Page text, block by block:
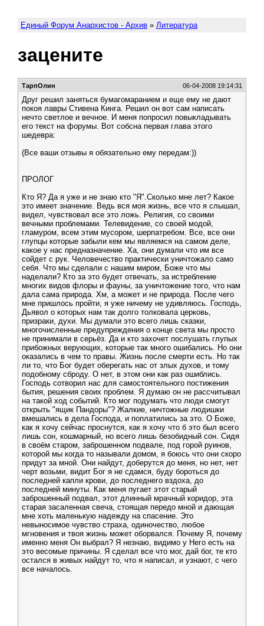
Единый Форум Анархистов - Архив » Литература
зацените
ТарпОлин 06-04-2008 19:14:31
Друг решил заняться бумагомаранием и еще ему не дают
покоя лавры Стивена Кинга. Решил он вот сам написать
нечто светлое и вечное. И меня попросил повыкладывать
его текст на форумы. Вот собсна первая глава этого
шедевра:
(Все ваши отзывы я обязательно ему передам:))
ПРОЛОГ
Кто Я? Да я уже и не знаю кто "Я".Сколько мне лет? Какое
это имеет значение. Ведь вся моя жизнь, все что я слышал,
видел, чувствовал все это ложь. Религия, со своими
вечными проблемами. Телевидение, со своей модой,
гламуром, всем этим мусором, шерпатребом. Все, все они
глупцы которые забыли кем мы являемся на самом деле,
какое у нас предназначение. Ха, они думали что им все
сойдет с рук. Человечество практически уничтожало само
себя. Что мы сделали с нашим миром, Боже что мы
наделали? Кто за это будет отвечать, за истребление
многих видов флоры и фауны, за уничтожение того, что нам
дала сама природа. Хм, а может и не природа. После чего
мне пришлось пройти, я уже ничему не удивляюсь. Господь,
Дьявол о которых нам так долго толковала церковь,
призраки, духи. Мы думали это всего лишь сказки,
многочисленные предупреждения о конце света мы просто
не принимали в серьёз. Да и кто захочет послушать глупых
прибожных верующих, которые так много ошибались. Но они
оказались в чем то правы. Жизнь после смерти есть. Но так
ли то, что Бог будет оберегать нас от злых духов, и тому
подобному сброду. О нет, в этом они как раз ошиблись.
Господь сотворил нас для самостоятельного постижения
бытия, решения своих проблем. Я думаю он не рассчитывал
на такой ход событий. Кто мог подумать что люди смогут
открыть "ящик Пандоры"? Жалкие, ничтожные людишки
вмешались в дела Господа, и поплатились за это. О Боже,
как я хочу сейчас проснутся, как я хочу что б это был всего
лишь сон, кошмарный, но всего лишь безобидный сон. Сидя
в своём старом, заброшенном подвале, под горой руинов,
которой мы когда то называли домом, я боюсь что они скоро
придут за мной. Они найдут, доберутся до меня, но нет, нет
черт возьми, видит Бог я не сдамся, буду бороться до
последней капли крови, до последнего вздоха, до
последней минуты. Как меня пугает этот старый
заброшенный подвал, этот длинный мрачный коридор, эта
старая засаленная свеча, стоящая передо мной и дающая
мне хоть маленькую надежду на спасение. Это
невыносимое чувство страха, одиночество, любое
мгновения и твоя жизнь может оборвался. Почему Я, почему
именно меня Он выбрал? Я незнаю, видимо у Него есть на
это весомые причины. Я сделал все что мог, дай бог, те кто
остался в живых найдут то, что я написал, и узнают, с чего
все началось.